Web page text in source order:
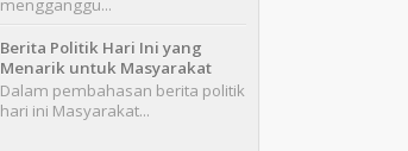
mengganggu...
Berita Politik Hari Ini yang
Menarik untuk Masyarakat
Dalam pembahasan berita politik
hari ini Masyarakat...